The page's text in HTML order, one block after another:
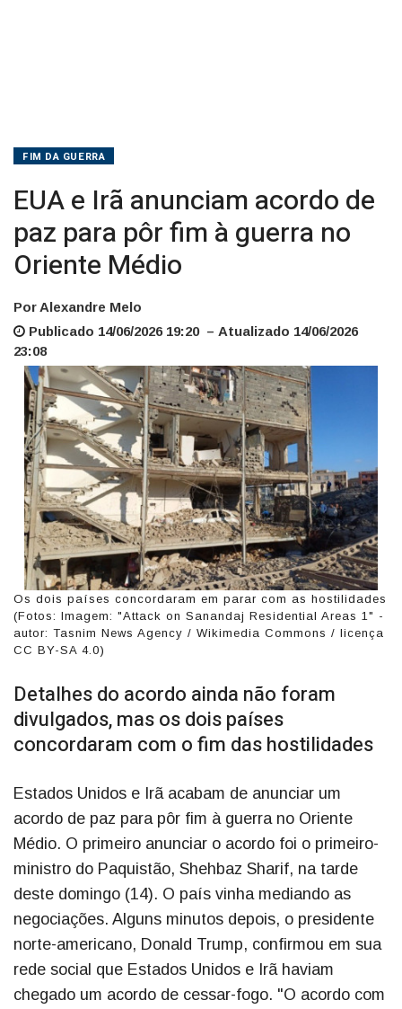
Médio
FIM DA GUERRA
EUA e Irã anunciam acordo de
paz para pôr fim à guerra no
Oriente Médio
Por Alexandre Melo
Publicado 14/06/2026 19:20 – Atualizado 14/06/2026
23:08
Os dois países concordaram em parar com as hostilidades
(Fotos: Imagem: "Attack on Sanandaj Residential Areas 1" -
autor: Tasnim News Agency / Wikimedia Commons / licença
CC BY-SA 4.0)
Detalhes do acordo ainda não foram
divulgados, mas os dois países
concordaram com o fim das hostilidades
Estados Unidos e Irã acabam de anunciar um
acordo de paz para pôr fim à guerra no Oriente
Médio. O primeiro anunciar o acordo foi o primeiro-
ministro do Paquistão, Shehbaz Sharif, na tarde
deste domingo (14). O país vinha mediando as
negociações. Alguns minutos depois, o presidente
norte-americano, Donald Trump, confirmou em sua
rede social que Estados Unidos e Irã haviam
chegado um acordo de cessar-fogo. "O acordo com